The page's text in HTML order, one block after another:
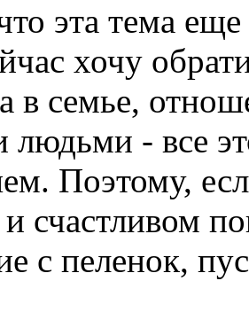
эта тема
хочу
в семье,
людьми - все
Поэтому,
счастливом
с пеленок,